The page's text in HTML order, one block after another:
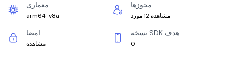
معماری
arm64-v8a
مجوزها
مشاهده 12 مورد
امضا
مشاهده
نسخه SDK هدف
0